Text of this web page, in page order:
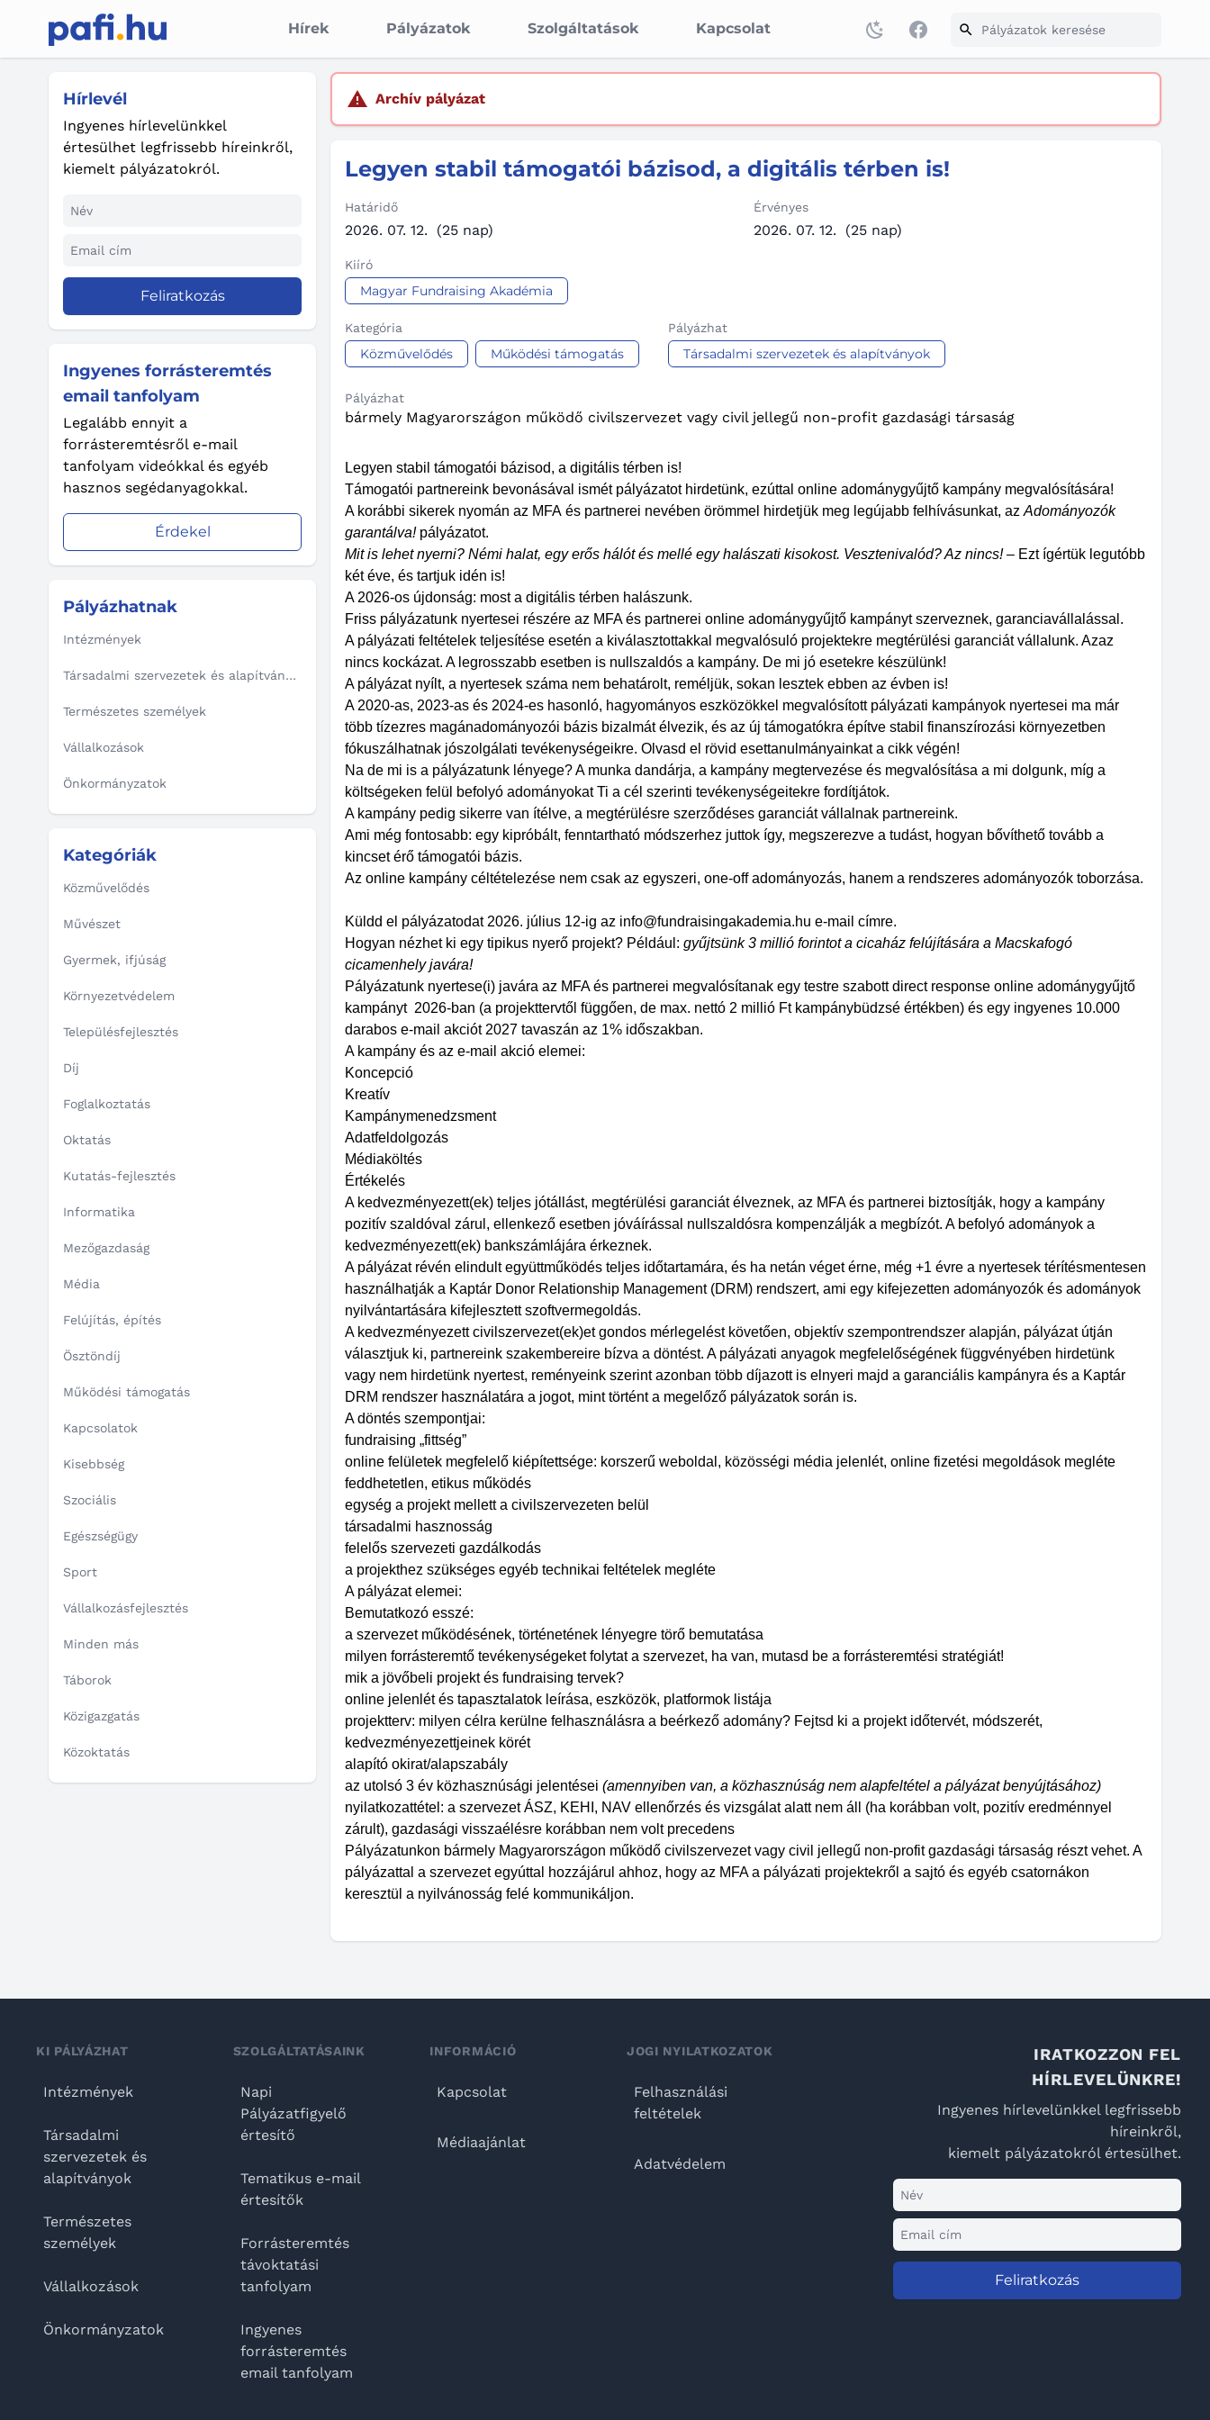
Hírek Pályázatok Szolgáltatások Kapcsolat Facebook
Hírlevél
Ingyenes hírlevelünkkel
értesülhet legfrissebb híreinkről,
kiemelt pályázatokról.
Feliratkozás
Ingyenes forrásteremtés
email tanfolyam
Legalább ennyit a
forrásteremtésről e-mail
tanfolyam videókkal és egyéb
hasznos segédanyagokkal.
Érdekel
Pályázhatnak
Intézmények
Társadalmi szervezetek és alapítványok
Természetes személyek
Vállalkozások
Önkormányzatok
Kategóriák
Közművelődés
Művészet
Gyermek, ifjúság
Környezetvédelem
Településfejlesztés
Díj
Foglalkoztatás
Oktatás
Kutatás-fejlesztés
Informatika
Mezőgazdaság
Média
Felújítás, építés
Ösztöndíj
Működési támogatás
Kapcsolatok
Kisebbség
Szociális
Egészségügy
Sport
Vállalkozásfejlesztés
Minden más
Táborok
Közigazgatás
Közoktatás
Archív pályázat
Legyen stabil támogatói bázisod, a digitális térben is!
Határidő
2026. 07. 12. (25 nap)
Érvényes
2026. 07. 12. (25 nap)
Kiíró
Magyar Fundraising Akadémia
Kategória
Közművelődés Működési támogatás
Pályázhat
Társadalmi szervezetek és alapítványok
Pályázhat
bármely Magyarországon működő civilszervezet vagy civil jellegű non-profit gazdasági társaság
Legyen stabil támogatói bázisod, a digitális térben is!
Támogatói partnereink bevonásával ismét pályázatot hirdetünk, ezúttal online adománygyűjtő kampány megvalósítására!
A korábbi sikerek nyomán az MFA és partnerei nevében örömmel hirdetjük meg legújabb felhívásunkat, az Adományozók
garantálva!pályázatot.
Mit is lehet nyerni? Némi halat, egy erős hálót és mellé egy halászati kisokost. Vesztenivalód? Az nincs! – Ezt ígértük legutóbb
két éve, és tartjuk idén is!
A 2026-os újdonság: most a digitális térben halászunk.
Friss pályázatunk nyertesei részére az MFA és partnerei online adománygyűjtő kampányt szerveznek, garanciavállalással.
A pályázati feltételek teljesítése esetén a kiválasztottakkal megvalósuló projektekre megtérülési garanciát vállalunk. Azaz
nincs kockázat. A legrosszabb esetben is nullszaldós a kampány. De mi jó esetekre készülünk!
A pályázat nyílt, a nyertesek száma nem behatárolt, reméljük, sokan lesztek ebben az évben is!
A 2020-as, 2023-as és 2024-es hasonló, hagyományos eszközökkel megvalósított pályázati kampányok nyertesei ma már
több tízezres magánadományozói bázis bizalmát élvezik, és az új támogatókra építve stabil finanszírozási környezetben
fókuszálhatnak jószolgálati tevékenységeikre. Olvasd el rövid esettanulmányainkat a cikk végén!
Na de mi is a pályázatunk lényege? A munka dandárja, a kampány megtervezése és megvalósítása a mi dolgunk, míg a
költségeken felül befolyó adományokat Ti a cél szerinti tevékenységeitekre fordítjátok.
A kampány pedig sikerre van ítélve, a megtérülésre szerződéses garanciát vállalnak partnereink.
Ami még fontosabb: egy kipróbált, fenntartható módszerhez juttok így, megszerezve a tudást, hogyan bővíthető tovább a
kincset érő támogatói bázis.
Az online kampány céltételezése nem csak az egyszeri, one-off adományozás, hanem a rendszeres adományozók toborzása.
Küldd el pályázatodat 2026. július 12-ig az info@fundraisingakademia.hu e-mail címre.
Hogyan nézhet ki egy tipikus nyerő projekt? Például: gyűjtsünk 3 millió forintot a cicaház felújítására a Macskafogó
cicamenhely javára!
Pályázatunk nyertese(i) javára az MFA és partnerei megvalósítanak egy testre szabott direct response online adománygyűjtő
kampányt 2026-ban (a projekttervtől függően, de max. nettó 2 millió Ft kampánybüdzsé értékben) és egy ingyenes 10.000
darabos e-mail akciót 2027 tavaszán az 1% időszakban.
A kampány és az e-mail akció elemei:
Koncepció
Kreatív
Kampánymenedzsment
Adatfeldolgozás
Médiaköltés
Értékelés
A kedvezményezett(ek) teljes jótállást, megtérülési garanciát élveznek, az MFA és partnerei biztosítják, hogy a kampány
pozitív szaldóval zárul, ellenkező esetben jóváírással nullszaldósra kompenzálják a megbízót. A befolyó adományok a
kedvezményezett(ek) bankszámlájára érkeznek.
A pályázat révén elindult együttműködés teljes időtartamára, és ha netán véget érne, még +1 évre a nyertesek térítésmentesen
használhatják a Kaptár Donor Relationship Management (DRM) rendszert, ami egy kifejezetten adományozók és adományok
nyilvántartására kifejlesztett szoftvermegoldás.
A kedvezményezett civilszervezet(ek)et gondos mérlegelést követően, objektív szempontrendszer alapján, pályázat útján
választjuk ki, partnereink szakembereire bízva a döntést. A pályázati anyagok megfelelőségének függvényében hirdetünk
vagy nem hirdetünk nyertest, reményeink szerint azonban több díjazott is elnyeri majd a garanciális kampányra és a Kaptár
DRM rendszer használatára a jogot, mint történt a megelőző pályázatok során is.
A döntés szempontjai:
fundraising „fittség”
online felületek megfelelő kiépítettsége: korszerű weboldal, közösségi média jelenlét, online fizetési megoldások megléte
feddhetetlen, etikus működés
egység a projekt mellett a civilszervezeten belül
társadalmi hasznosság
felelős szervezeti gazdálkodás
a projekthez szükséges egyéb technikai feltételek megléte
A pályázat elemei:
Bemutatkozó esszé:
a szervezet működésének, történetének lényegre törő bemutatása
milyen forrásteremtő tevékenységeket folytat a szervezet, ha van, mutasd be a forrásteremtési stratégiát!
mik a jövőbeli projekt és fundraising tervek?
online jelenlét és tapasztalatok leírása, eszközök, platformok listája
projektterv: milyen célra kerülne felhasználásra a beérkező adomány? Fejtsd ki a projekt időtervét, módszerét,
kedvezményezettjeinek körét
alapító okirat/alapszabály
az utolsó 3 év közhasznúsági jelentései (amennyiben van, a közhasznúság nem alapfeltétel a pályázat benyújtásához)
nyilatkozattétel: a szervezet ÁSZ, KEHI, NAV ellenőrzés és vizsgálat alatt nem áll (ha korábban volt, pozitív eredménnyel
zárult), gazdasági visszaélésre korábban nem volt precedens
Pályázatunkon bármely Magyarországon működő civilszervezet vagy civil jellegű non-profit gazdasági társaság részt vehet. A
pályázattal a szervezet egyúttal hozzájárul ahhoz, hogy az MFA a pályázati projektekről a sajtó és egyéb csatornákon
keresztül a nyilvánosság felé kommunikáljon.
KI PÁLYÁZHAT
Intézmények
Társadalmi
szervezetek és
alapítványok
Természetes
személyek
Vállalkozások
Önkormányzatok
SZOLGÁLTATÁSAINK
Napi
Pályázatfigyelő
értesítő
Tematikus e-mail
értesítők
Forrásteremtés
távoktatási
tanfolyam
Ingyenes
forrásteremtés
email tanfolyam
INFORMÁCIÓ
Kapcsolat
Médiaajánlat
JOGI NYILATKOZATOK
Felhasználási
feltételek
Adatvédelem
IRATKOZZON FEL
HÍRLEVELÜNKRE!
Ingyenes hírlevelünkkel legfrissebb
híreinkről,
kiemelt pályázatokról értesülhet.
Feliratkozás